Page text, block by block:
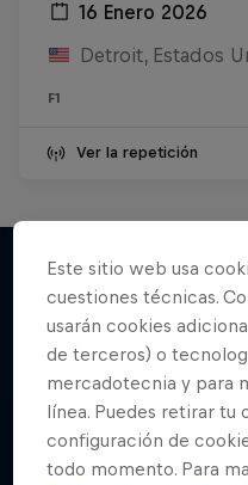
16 Enero 2026
Detroit, Estados
F1
Ver la repetición
Más
Este sitio web usa
cuestiones técnicas.
usarán cookies
de terceros) o
mercadotecnia y para
línea. Puedes retirar
configuración de
todo momento. Para